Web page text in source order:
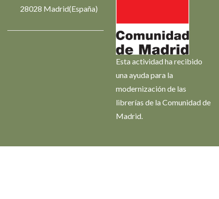
28028 Madrid(España)
Esta actividad ha recibido
una ayuda para la
modernización de las
librerías de la Comunidad de
Madrid.